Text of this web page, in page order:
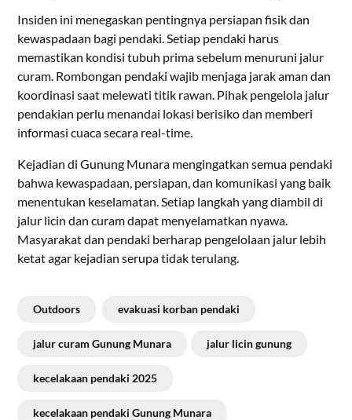
Insiden ini menegaskan pentingnya persiapan fisik dan
kewaspadaan bagi pendaki. Setiap pendaki harus
memastikan kondisi tubuh prima sebelum menuruni jalur
curam. Rombongan pendaki wajib menjaga jarak aman dan
koordinasi saat melewati titik rawan. Pihak pengelola jalur
pendakian perlu menandai lokasi berisiko dan memberi
informasi cuaca secara real-time.
Kejadian di Gunung Munara mengingatkan semua pendaki
bahwa kewaspadaan, persiapan, dan komunikasi yang baik
menentukan keselamatan. Setiap langkah yang diambil di
jalur licin dan curam dapat menyelamatkan nyawa.
Masyarakat dan pendaki berharap pengelolaan jalur lebih
ketat agar kejadian serupa tidak terulang.
Outdoors evakuasi korban pendaki
jalur curam Gunung Munara jalur licin gunung
kecelakaan pendaki 2025
kecelakaan pendaki Gunung Munara